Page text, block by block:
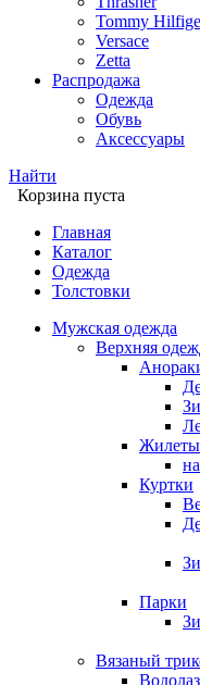
Tommy
Versace
Zetta
Распродажа
Одежда
Обувь
Аксессуары
Найти
Корзина пуста
Главная
Каталог
Одежда
Толстовки
Мужская одежда
Верхняя
Жилеты
Куртки
Парки
Вязаный